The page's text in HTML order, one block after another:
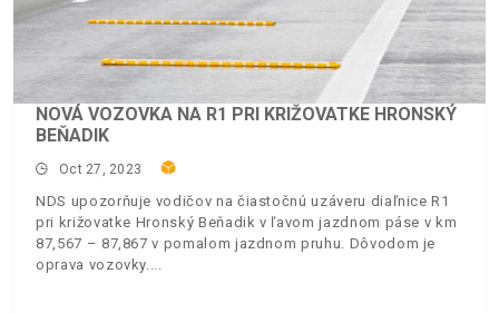
NOVÁ VOZOVKA NA R1 PRI KRIŽOVATKE HRONSKÝ
BEŇADIK
Oct 27, 2023
NDS upozorňuje vodičov na čiastočnú uzáveru diaľnice R1
pri križovatke Hronský Beňadik v ľavom jazdnom páse v km
87,567 – 87,867 v pomalom jazdnom pruhu. Dôvodom je
oprava vozovky.